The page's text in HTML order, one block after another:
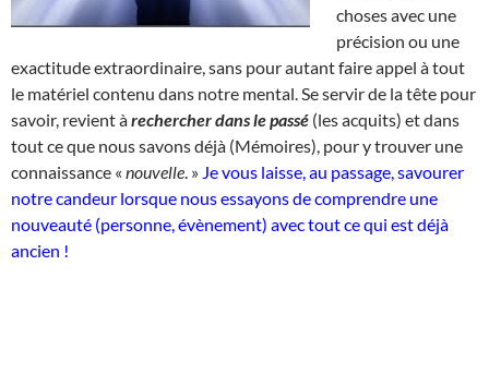
choses avec une
précision ou une
exactitude extraordinaire, sans pour autant faire appel à tout
le matériel contenu dans notre mental. Se servir de la tête pour
savoir, revient àrechercher dans le passé (les acquits) et dans
tout ce que nous savons déjà (Mémoires), pour y trouver une
connaissance « nouvelle . » Je vous laisse, au passage, savourer
notre candeur lorsque nous essayons de comprendre une
nouveauté (personne, évènement) avec tout ce qui est déjà
ancien !